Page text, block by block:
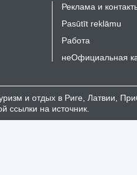
Реклама и
Pasūtīt reklāmu
Работа
неОфициальная
и отдых в Риге, Латвии,
ссылки на источник.